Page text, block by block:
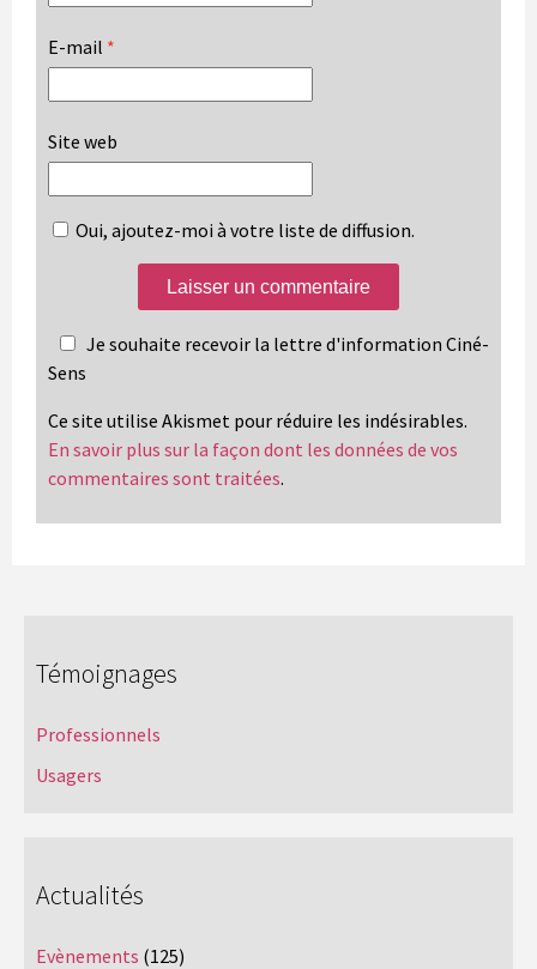
E-mail *
Site web
Oui, ajoutez-moi à votre liste de diffusion.
Je souhaite recevoir la lettre d'information Ciné-
Sens
Ce site utilise Akismet pour réduire les indésirables.
En savoir plus sur la façon dont les données de vos
commentaires sont traitées.
Témoignages
Professionnels
Usagers
Actualités
Evènements (125)